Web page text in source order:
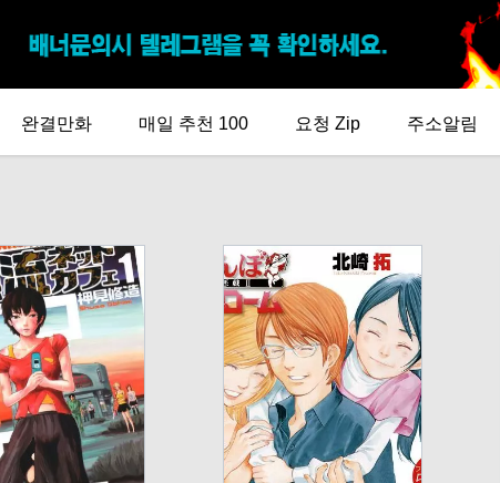
완결만화 매일 추천 100 요청 Zip 주소알림